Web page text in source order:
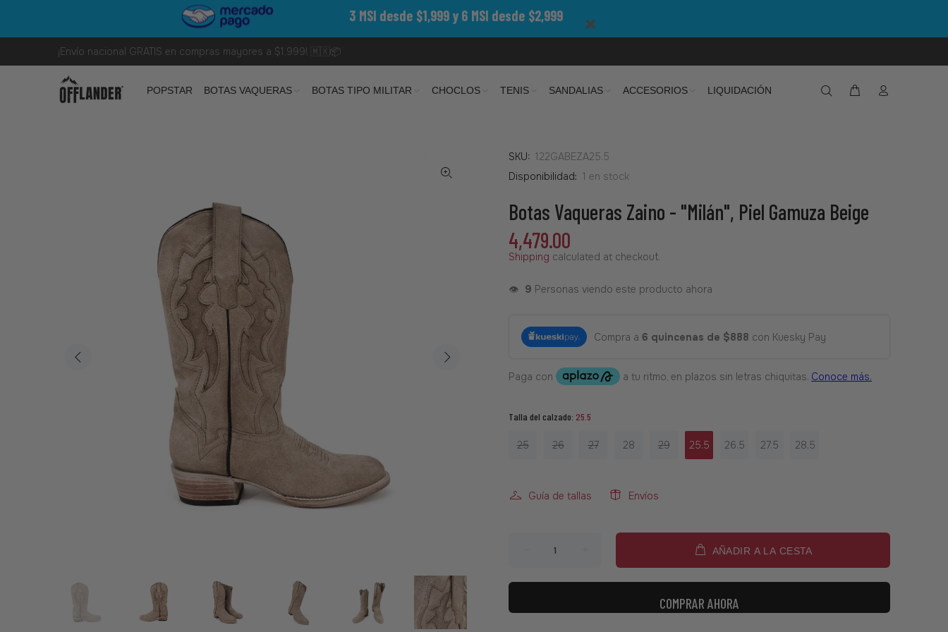
3 MSI desde $1,999 y 6 MSI desde $2,999
¡Envío nacional GRATIS en compras mayores a $1,999! 🇲🇽📦
POPSTAR BOTAS VAQUERAS BOTAS TIPO MILITAR CHOCLOS TENIS SANDALIAS ACCESORIOS LIQUIDACIÓN
SKU: 122GABEZA25.5
Disponibilidad: 1 en stock
Botas Vaqueras Zaino - "Milán", Piel Gamuza Beige
4,479.00
Shipping calculated at checkout.
👁️ 9 Personas viendo este producto ahora
Compra a 6 quincenas de $888 con Kuesky Pay
Talla del calzado: 25.5
25 26 27 28 29 25.5 26.5 27.5 28.5
Guía de tallas Envíos
AÑADIR A LA CESTA
COMPRAR AHORA